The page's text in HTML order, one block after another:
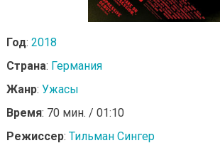
Год: 2018
Страна: Германия
Жанр: Ужасы
Время: 70 мин. / 01:10
Режиссер: Тильман Сингер